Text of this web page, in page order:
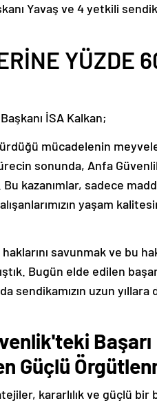
Yavaş ve 4 yetkili
YÜZDE
İSA Kalkan;
mücadelenin
sonunda, Anfa
kazanımlar, sadece
yaşam
savunmak ve bu
Bugün elde edilen
sendikamızın uzun yıllara
Başarı
Güçlü
kararlılık ve güçlü bir